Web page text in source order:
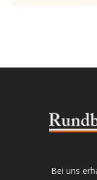
Bei uns